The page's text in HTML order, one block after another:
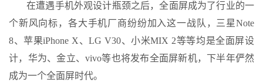
在遭遇手机外观设计瓶颈之后，全面屏成为了行业的一
个新风向标，各大手机厂商纷纷加入这一战队，三星Note
8、苹果iPhone X、LG V30、小米MIX 2等等均是全面屏设
计，华为、金立、vivo等也将发布全面屏新机，下半年俨然
成为一个全面屏时代。